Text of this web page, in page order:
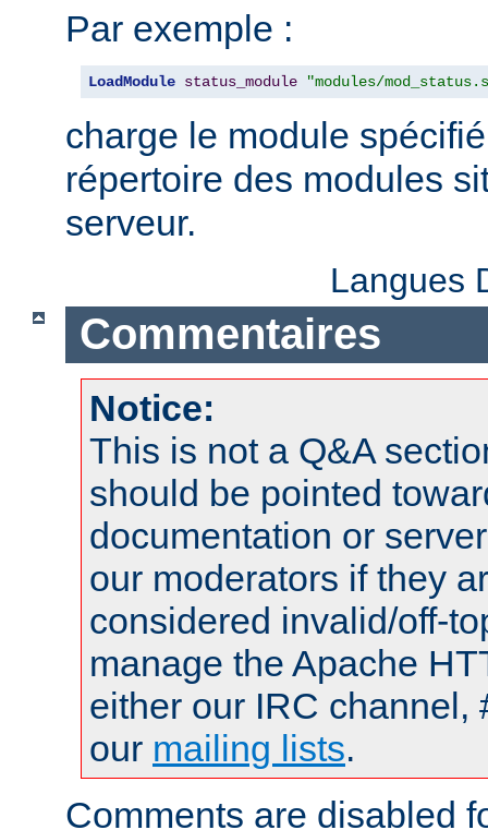
Par exemple :
LoadModule status_module "modules/
charge le module
répertoire des modules
serveur.
Langues
Commentaires
Notice:
This is not a Q&A
should be pointed
documentation or
our moderators if they
considered invalid/off-
manage the Apache
either our IRC channel,
our mailing lists.
Comments are disabled